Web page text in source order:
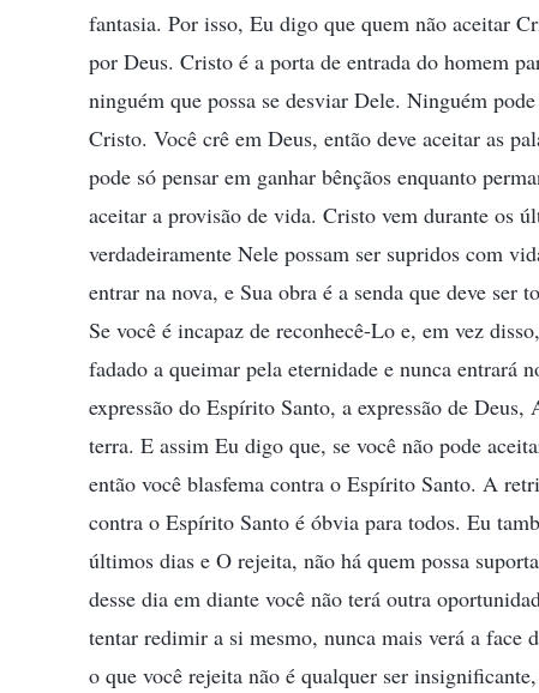
fantasia. Por isso, Eu digo que quem não aceitar
por Deus. Cristo é a porta de entrada do homem
ninguém que possa se desviar Dele. Ninguém
Cristo. Você crê em Deus, então deve aceitar as
pode só pensar em ganhar bênçãos enquanto
aceitar a provisão de vida. Cristo vem durante os
verdadeiramente Nele possam ser supridos com
entrar na nova, e Sua obra é a senda que deve ser
Se você é incapaz de reconhecê-Lo e, em vez
fadado a queimar pela eternidade e nunca entrará
expressão do Espírito Santo, a expressão de
terra. E assim Eu digo que, se você não pode
então você blasfema contra o Espírito Santo. A
contra o Espírito Santo é óbvia para todos. Eu
últimos dias e O rejeita, não há quem possa
desse dia em diante você não terá outra
tentar redimir a si mesmo, nunca mais verá a face
o que você rejeita não é qualquer ser